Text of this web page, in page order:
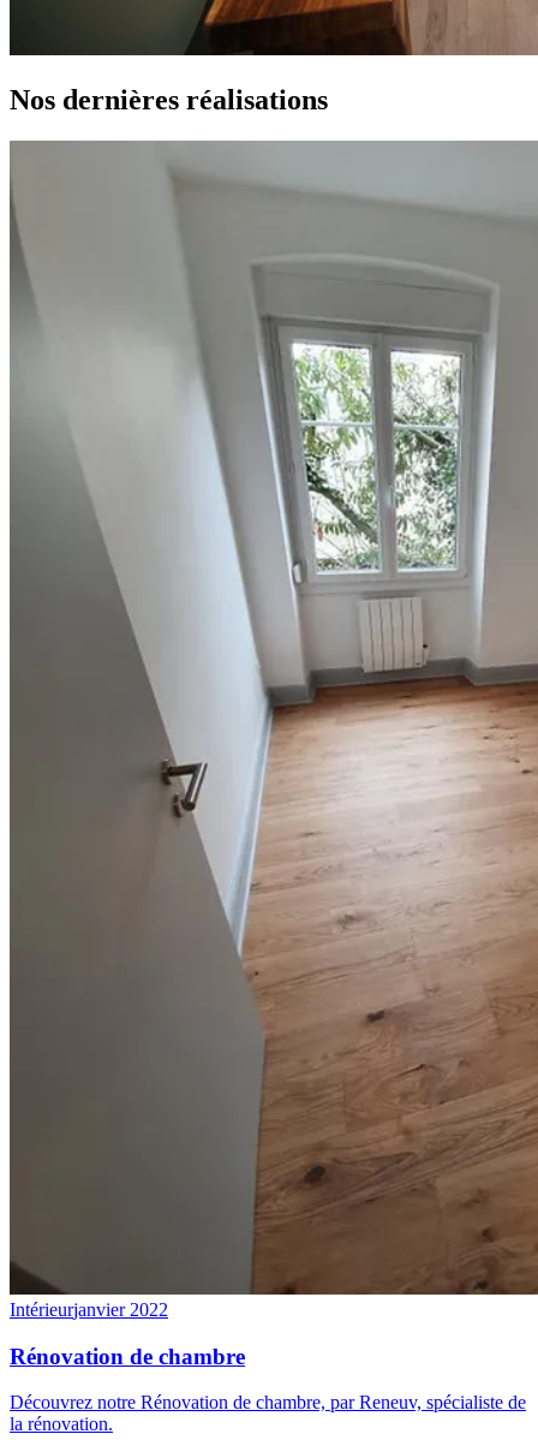
Nos dernières réalisations
Intérieurjanvier 2022
Rénovation de chambre
Découvrez notre Rénovation de chambre, par Reneuv, spécialiste de
la rénovation.